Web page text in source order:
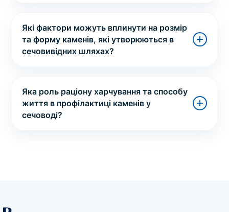
Які фактори можуть вплинути на розмір
та форму каменів, які утворюються в
сечовивідних шляхах?
Яка роль раціону харчування та способу
життя в профілактиці каменів у
сечоводі?